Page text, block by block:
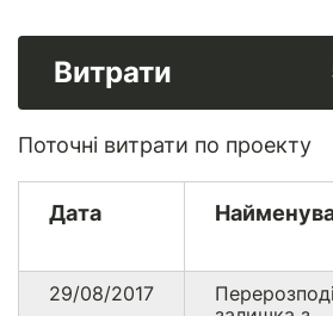
Витрати
Поточні витрати по проекту
Дата
29/08/2017